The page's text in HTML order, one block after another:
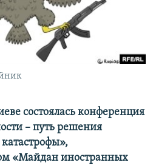
состоялась конференция
– путь решения
«Майдан иностранных